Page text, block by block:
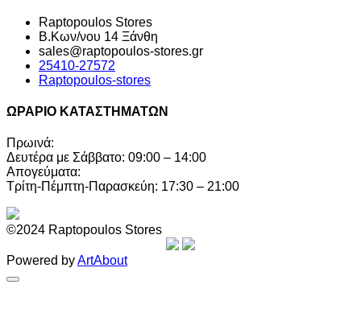
Raptopoulos Stores
Β.Κων/νου 14 Ξάνθη
sales@raptopoulos-stores.gr
25410-27572
Raptopoulos-stores
ΩΡΑΡΙΟ ΚΑΤΑΣΤΗΜΑΤΩΝ
Πρωινά:
Δευτέρα με Σάββατο: 09:00 – 14:00
Απογεύματα:
Τρίτη-Πέμπτη-Παρασκεύη: 17:30 – 21:00
©2024 Raptopoulos Stores
Powered byArtAbout